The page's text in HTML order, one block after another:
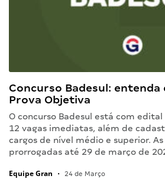
Concurso Badesul: entenda
Prova Objetiva
O concurso Badesul está com
12 vagas imediatas, além de
cargos de nível médio e superior.
prorrogadas até 29 de março de
Equipe Gran • 24 de Março